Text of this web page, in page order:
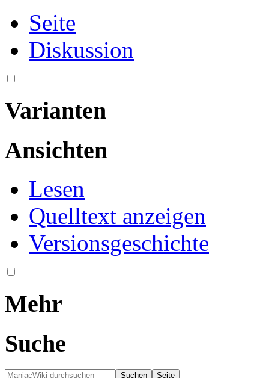
Seite
Diskussion
Varianten
Ansichten
Lesen
Quelltext anzeigen
Versionsgeschichte
Mehr
Suche